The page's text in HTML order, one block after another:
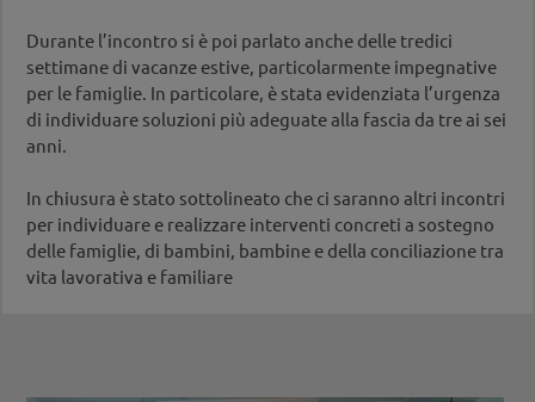
Durante l’incontro si è poi parlato anche delle tredici
settimane di vacanze estive, particolarmente impegnative
per le famiglie. In particolare, è stata evidenziata l’urgenza
di individuare soluzioni più adeguate alla fascia da tre ai sei
anni.
In chiusura è stato sottolineato che ci saranno altri incontri
per individuare e realizzare interventi concreti a sostegno
delle famiglie, di bambini, bambine e della conciliazione tra
vita lavorativa e familiare